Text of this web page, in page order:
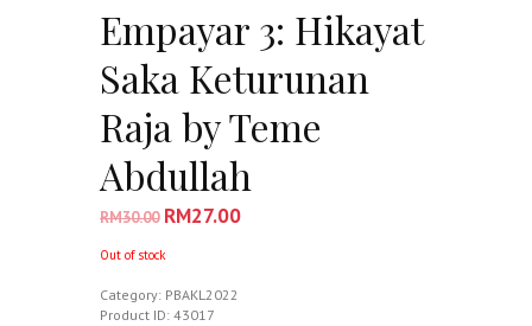
Empayar 3: Hikayat
Saka Keturunan
Raja by Teme
Abdullah
RM30.00 RM27.00
Out of stock
Category: PBAKL2022
Product ID: 43017